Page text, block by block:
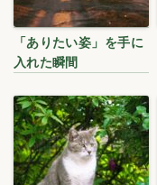
「ありたい姿」を手に
入れた瞬間